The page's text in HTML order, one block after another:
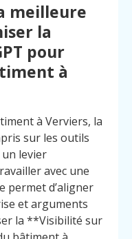
meilleure
la
pour
à
à Verviers, la
sur les outils
un levier
avec une
permet d’aligner
et arguments
la **Visibilité sur